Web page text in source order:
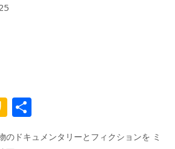
K
のドキュメンタリーとフィクションを ミ